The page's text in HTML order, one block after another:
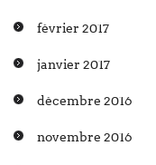
février 2017
janvier 2017
décembre 2016
novembre 2016